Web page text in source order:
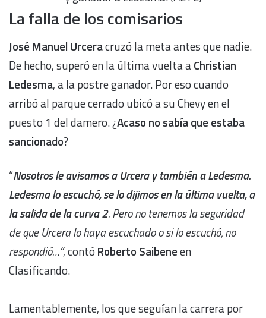
La falla de los comisarios
José Manuel Urceracruzó la meta antes que nadie.
De hecho, superó en la última vuelta aChristian
Ledesma, a la postre ganador. Por eso cuando
arribó al parque cerrado ubicó a su Chevy en el
puesto 1 del damero. ¿Acaso no sabía que estaba
sancionado?
“Nosotros le avisamos a Urcera y también a Ledesma.
Ledesma lo escuchó, se lo dijimos en la última vuelta, a
la salida de la curva 2. Pero no tenemos la seguridad
de que Urcera lo haya escuchado o si lo escuchó, no
respondió…”, contó Roberto Saibeneen
Clasificando.
Lamentablemente, los que seguían la carrera por